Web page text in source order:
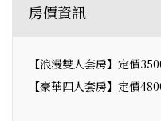
房價資訊
【浪漫雙人套房】定價
【豪華四人套房】定價